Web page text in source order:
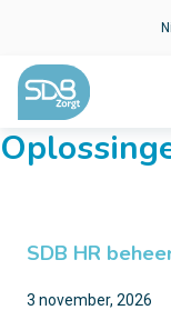
SDB HR
3 november, 2026